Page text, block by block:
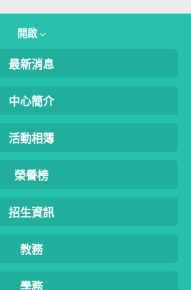
開啟
最新消息
中心簡介
活動相簿
榮譽榜
招生資訊
教務
學務